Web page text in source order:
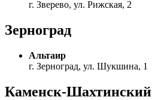
г. Зверево, ул. Рижская, 2
Зерноград
Альтаир
г. Зерноград, ул. Шукшина, 1
Каменск-Шахтинский